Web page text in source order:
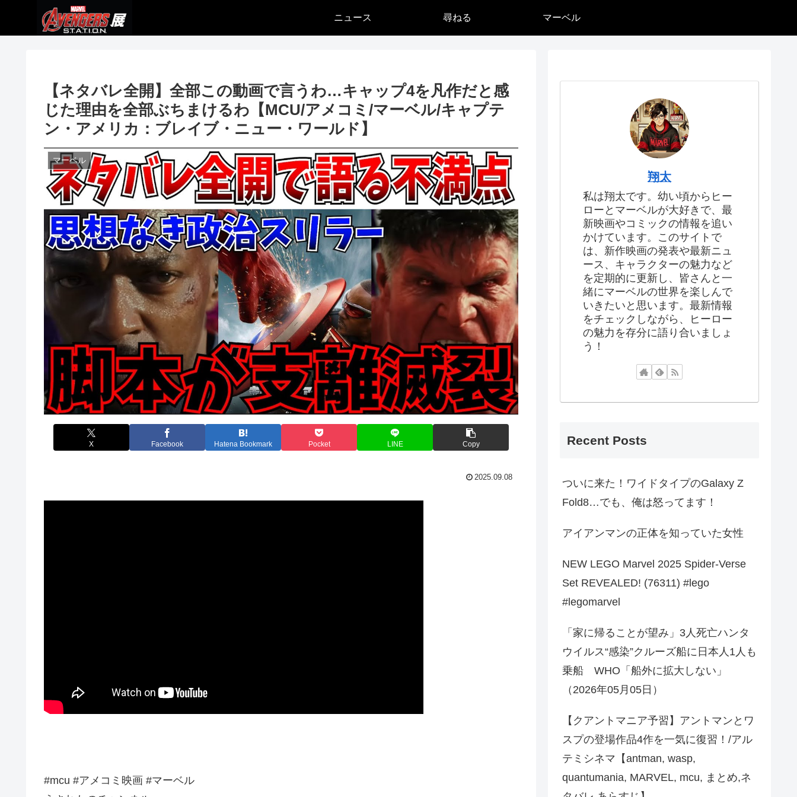
ニュース 尋ねる マーベル
【ネタバレ全開】全部この動画で言うわ…キャップ4を凡作だと感
じた理由を全部ぶちまけるわ【MCU/アメコミ/マーベル/キャプテ
ン・アメリカ：ブレイブ・ニュー・ワールド】
マーベル
X Facebook Hatena Bookmark Pocket LINE Copy
2025.09.08
#mcu #アメコミ映画 #マーベル
翔太
私は翔太です。幼い頃からヒー
ローとマーベルが大好きで、最
新映画やコミックの情報を追い
かけています。このサイトで
は、新作映画の発表や最新ニュ
ース、キャラクターの魅力など
を定期的に更新し、皆さんと一
緒にマーベルの世界を楽しんで
いきたいと思います。最新情報
をチェックしながら、ヒーロー
の魅力を存分に語り合いましょ
う！
Recent Posts
ついに来た！ワイドタイプのGalaxy Z
Fold8…でも、俺は怒ってます！
アイアンマンの正体を知っていた女性
NEW LEGO Marvel 2025 Spider-Verse
Set REVEALED! (76311) #lego
#legomarvel
「家に帰ることが望み」3人死亡ハンタ
ウイルス“感染”クルーズ船に日本人1人も
乗船 WHO「船外に拡大しない」
（2026年05月05日）
【クアントマニア予習】アントマンとワ
スプの登場作品4作を一気に復習！/アル
テミシネマ【antman, wasp,
quantumania, MARVEL, mcu, まとめ,ネ